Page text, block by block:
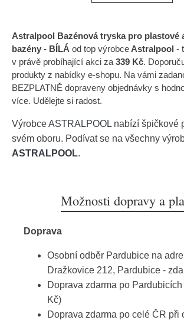
Astralpool Bazénová tryska pro plastové
bazény - BÍLÁ od top výrobce Astralpool -
v právě probíhající akci za 339 Kč.
produkty z nabídky e-shopu. Na vámi
BEZPLATNĚ dopraveny objednávky s
více. Udělejte si radost.
VýrobceASTRALPOOL nabízí špičkové
svém oboru. Podívat se na všechny
ASTRALPOOL.
Možnosti dopravy a
Doprava
Osobní odběr Pardubice na
Dražkovice 212, Pardubice -
Doprava zdarma po
Kč)
Doprava zdarma po celé ČR při